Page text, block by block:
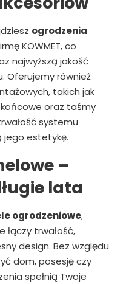
ogrodzenia
KOWMET, co
najwyższą jakość
Oferujemy również
takich jak
oraz taśmy
systemu
jego estetykę.
–
lata
ogrodzeniowe,
łączy trwałość,
design. Bez względu
dom, posesję czy
spełnią Twoje